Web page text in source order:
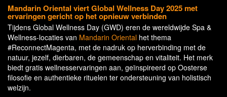
Mandarin Oriental viert Global Wellness Day 2025 met
ervaringen gericht op het opnieuw verbinden
Tijdens Global Wellness Day (GWD) eren de wereldwijde Spa &
Wellness-locaties van Mandarin Oriental het thema
#ReconnectMagenta, met de nadruk op herverbinding met de
natuur, jezelf, dierbaren, de gemeenschap en vitaliteit. Het merk
biedt gratis wellnesservaringen aan, geïnspireerd op Oosterse
filosofie en authentieke rituelen ter ondersteuning van holistisch
welzijn.